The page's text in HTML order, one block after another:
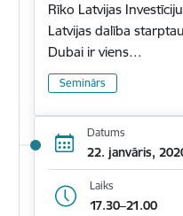
Rīko Latvijas
Latvijas dalība
Dubai ir viens…
Seminārs
Datums
22. janvāris,
Laiks
17.30–21.00